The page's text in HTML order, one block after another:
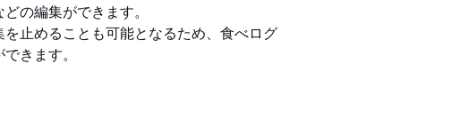
の編集ができます。
止めることも可能となるため、食べログ
きます。